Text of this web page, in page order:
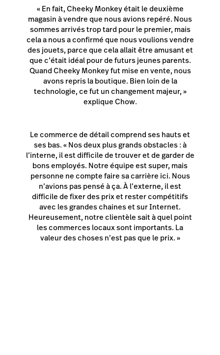
« En fait, Cheeky Monkey était le deuxième
magasin à vendre que nous avions repéré. Nous
sommes arrivés trop tard pour le premier, mais
cela a nous a confirmé que nous voulions vendre
des jouets, parce que cela allait être amusant et
que c’était idéal pour de futurs jeunes parents.
Quand Cheeky Monkey fut mise en vente, nous
avons repris la boutique. Bien loin de la
technologie, ce fut un changement majeur, »
explique Chow.
Le commerce de détail comprend ses hauts et
ses bas. « Nos deux plus grands obstacles : à
l’interne, il est difficile de trouver et de garder de
bons employés. Notre équipe est super, mais
personne ne compte faire sa carrière ici. Nous
n’avions pas pensé à ça. À l’externe, il est
difficile de fixer des prix et rester compétitifs
avec les grandes chaines et sur Internet.
Heureusement, notre clientèle sait à quel point
les commerces locaux sont importants. La
valeur des choses n’est pas que le prix. »